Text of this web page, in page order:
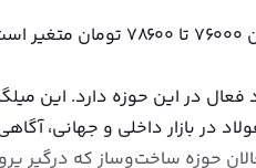
قیمت میلگرد میلگرد نورد فولاد گیلان(حسن رود) در
در این حوزه دارد. این
در بازار داخلی و جهانی،
حوزه ساخت‌وساز که درگیر